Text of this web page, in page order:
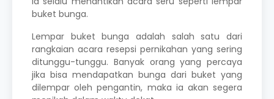
buket bunga.
Lempar buket bunga adalah salah satu dari
rangkaian acara resepsi pernikahan yang sering
ditunggu-tunggu. Banyak orang yang percaya
jika bisa mendapatkan bunga dari buket yang
dilempar oleh pengantin, maka ia akan segera